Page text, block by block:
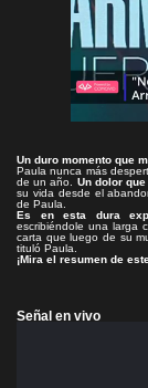
Un duro momento que
Paula nunca más
de un año. Un dolor
su vida desde el
de Paula.
Es en esta dura
escribiéndole una larga
carta que luego de su
tituló Paula.
¡Mira el resumen de
Señal en vivo